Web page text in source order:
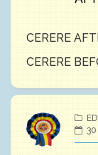
CERERE
CERERE
30